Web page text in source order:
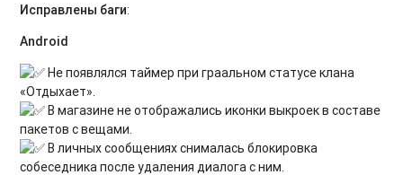
Исправлены баги:
Android
Не появлялся таймер при граальном статусе клана
«Отдыхает».
В магазине не отображались иконки выкроек в составе
пакетов с вещами.
В личных сообщениях снималась блокировка
собеседника после удаления диалога с ним.